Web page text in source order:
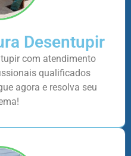
Desentupir
com atendimento
qualificados
agora e resolva seu